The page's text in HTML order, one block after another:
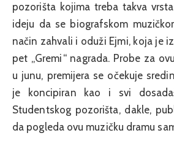
pozorišta kojima treba takva
ideju da se biografskom
način zahvali i oduži Ejmi, koja je
pet „Gremi“ nagrada. Probe za
u junu, premijera se očekuje
je koncipiran kao i svi
Studentskog pozorišta, dakle,
da pogleda ovu muzičku dramu